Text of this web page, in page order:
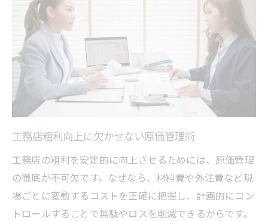
工務店粗利向上に欠かせない原価管理術
工務店の粗利を安定的に向上させるためには、原価管理
の徹底が不可欠です。なぜなら、材料費や外注費など現
場ごとに変動するコストを正確に把握し、計画的にコン
トロールすることで無駄やロスを削減できるからです。